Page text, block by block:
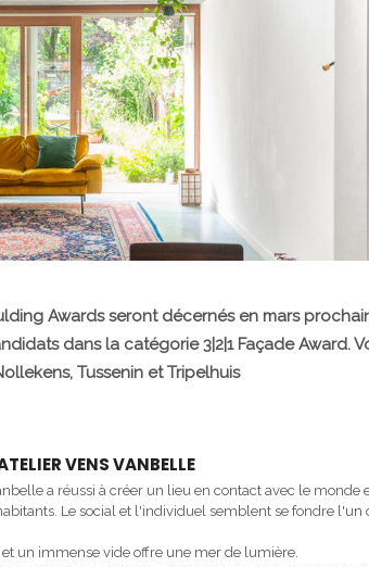
Awards seront décernés en mars
dans la catégorie 3|2|1 Façade Award.
Tussenin et Tripelhuis
VENS VANBELLE
a réussi à créer un lieu en contact avec le monde
Le social et l'individuel semblent se fondre l'un
un immense vide offre une mer de lumière.